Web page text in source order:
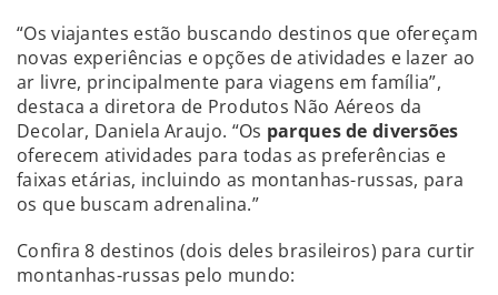
“Os viajantes estão buscando destinos que ofereçam
novas experiências e opções de atividades e lazer ao
ar livre, principalmente para viagens em família”,
destaca a diretora de Produtos Não Aéreos da
Decolar, Daniela Araujo. “Os parques de diversões
oferecem atividades para todas as preferências e
faixas etárias, incluindo as montanhas-russas, para
os que buscam adrenalina.”
Confira 8 destinos (dois deles brasileiros) para curtir
montanhas-russas pelo mundo: